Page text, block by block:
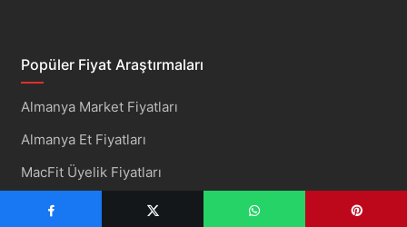
Popüler Fiyat Araştırmaları
Almanya Market Fiyatları
Almanya Et Fiyatları
MacFit Üyelik Fiyatları
Toptan Makaron Fiyatları